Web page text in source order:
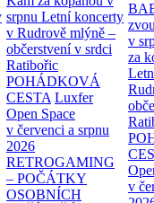
srpnu Letní koncerty
v Rudrově mlýně –
občerstvení v srdci
Ratibořic
POHÁDKOVÁ
CESTA Luxfer
Open Space
v červenci a srpnu
2026
RETROGAMING
– POČÁTKY
OSOBNÍCH
v
za
v